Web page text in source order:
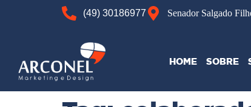
(49) 30186977 Senador Salgado
HOME SOBRE